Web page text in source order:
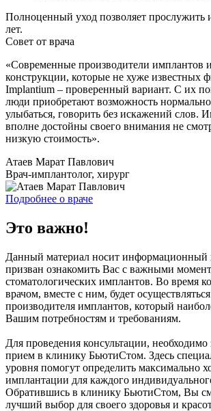
Полноценный уход позволяет прослужить
лет.
Совет от врача
«Современные производители имплантов
конструкции, которые не хуже известных
Implantium – проверенный вариант. С их
люди приобретают возможность
улыбаться, говорить без искажений слов.
вполне достойны своего внимания не
низкую стоимость».
Атаев Марат Павлович
Врач-имплантолог, хирург
Подробнее о враче
Это важно!
Данный материал носит информационный
призван ознакомить Вас с важными
стоматологических имплантов. Во время
врачом, вместе с ним, будет
производителя имплантов, который
Вашим потребностям и требованиям.
Для проведения консультации, необходимо
прием в клинику БьютиСтом. Здесь
уровня помогут определить максимально
имплантации для каждого
Обратившись в клинику БьютиСтом, Вы
лучший выбор для своего здоровья и